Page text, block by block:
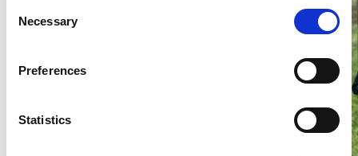
Selection
Necessary
Preferences
Statistics